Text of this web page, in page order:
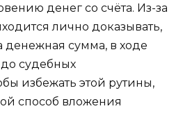
денег со счёта. Из-за
лично доказывать,
денежная сумма, в ходе
до судебных
избежать этой рутины,
способ вложения